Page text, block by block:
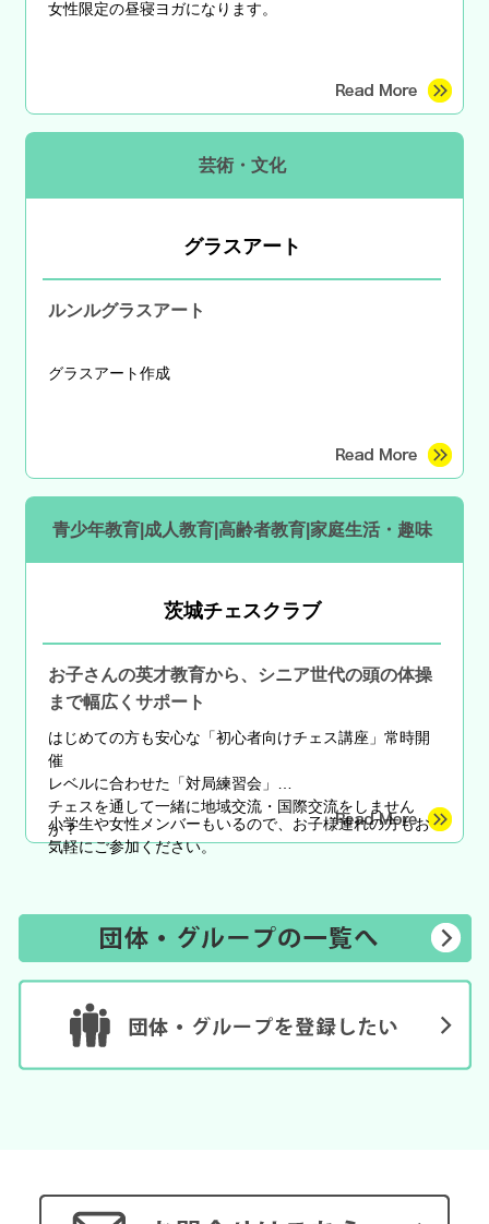
女性限定の昼寝ヨガになります。
芸術・文化
グラスアート
ルンルグラスアート
グラスアート作成
青少年教育|成人教育|高齢者教育|家庭生活・趣味
茨城チェスクラブ
お子さんの英才教育から、シニア世代の頭の体操
まで幅広くサポート
はじめての方も安心な 「初心者向けチェス講座」常時開
催
レベルに合わせた「対局練習会」
チェスを通して一緒に地域交流・国際交流をしません
か？
小学生や女性メンバーもいるので、お子様連れの方もお
気軽にご参加ください。